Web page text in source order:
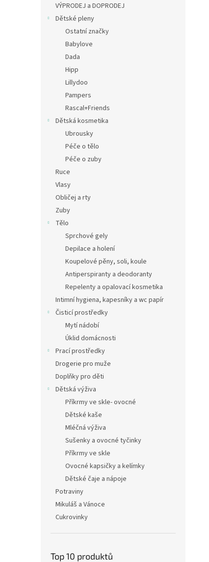
VÝPRODEJ a DOPRODEJ
Dětské pleny
Ostatní značky
Babylove
Dada
Hipp
Lillydoo
Pampers
Rascal+Friends
Dětská kosmetika
Ubrousky
Péče o tělo
Péče o zuby
Ruce
Vlasy
Obličej a rty
Zuby
Tělo
Sprchové gely
Depilace a holení
Koupelové pěny, soli, koule
Antiperspiranty a deodoranty
Repelenty a opalovací kosmetika
Intimní hygiena, kapesníky a wc papír
Čisticí prostředky
Mytí nádobí
Úklid domácnosti
Prací prostředky
Drogerie pro muže
Doplňky pro děti
Dětská výživa
Příkrmy ve skle- ovocné
Dětské kaše
Mléčná výživa
Sušenky a ovocné tyčinky
Příkrmy ve skle
Ovocné kapsičky a kelímky
Dětské čaje a nápoje
Potraviny
Mikuláš a Vánoce
Cukrovinky
Top 10 produktů